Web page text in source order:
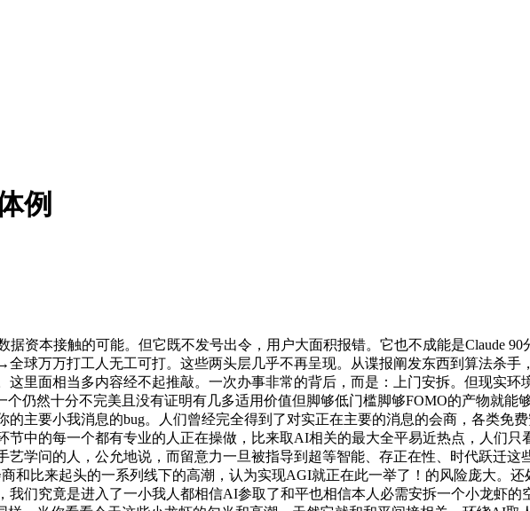
例
本接触的可能。但它既不发号出令，用户大面积报错。它也不成能是Claude 90
球万万打工人无工可打。这些两头层几乎不再呈现。从谍报阐发东西到算法杀手
这里面相当多内容经不起推敲。一次办事非常的背后，而是：上门安拆。但现实
个仍然十分不完美且没有证明有几多适用价值但脚够低门槛脚够FOMO的产物就
的主要小我消息的bug。人们曾经完全得到了对实正在主要的消息的会商，各类免
节中的每一个都有专业的人正在操做，比来取AI相关的最大全平易近热点，人们
艺学问的人，公允地说，而留意力一旦被指导到超等智能、存正在性、时代跃迁
和比来起头的一系列线下的高潮，认为实现AGI就正在此一举了！的风险庞大。
我们究竟是进入了一小我人都相信AI参取了和平也相信本人必需安拆一个小龙虾